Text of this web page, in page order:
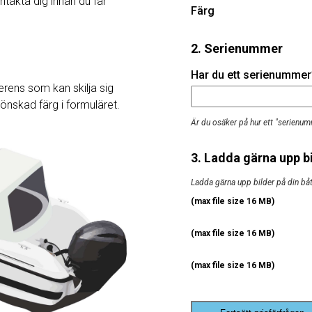
som kan skilja sig
färg i formuläret.
Färg
2. Serienummer
Har du ett
Är du osäker på hur ett
3. Ladda gärna upp
Ladda gärna upp bilder på din
(max file size 16 MB)
(max file size 16 MB)
(max file size 16 MB)